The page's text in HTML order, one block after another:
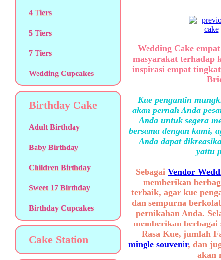
4 Tiers
5 Tiers
7 Tiers
Wedding Cupcakes
Birthday Cake
Adult Birthday
Baby Birthday
Children Birthday
Sweet 17 Birthday
Birthday Cupcakes
Cake Station
Wedding Cake
masyarakat terhadap
inspirasi empat
Kue pengantin
akan pernah Anda
Anda untuk segera
bersama dengan kami,
Anda dapat
yaitu
Sebagai Vendor
memberikan
terbaik, agar kue
dan sempurna
pernikahan Anda.
memberikan
Rasa Kue, jumlah
mingle souvenir, dan
akan